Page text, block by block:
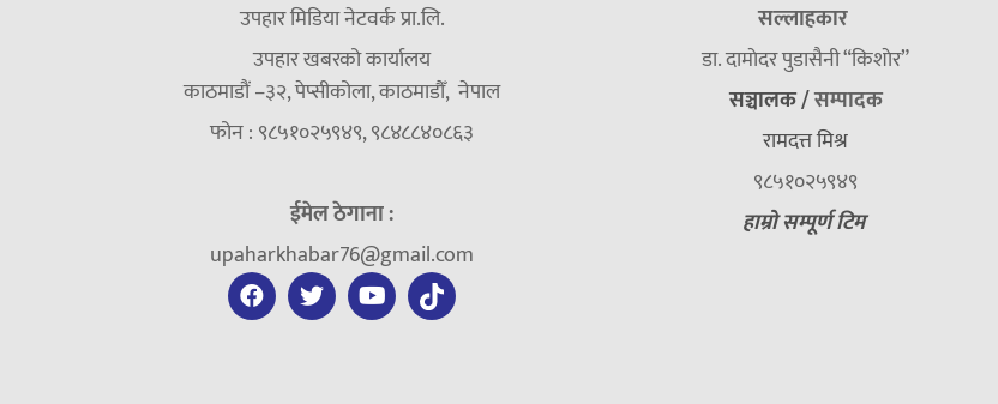
उपहार मिडिया नेटवर्क प्रा.लि.
उपहार खबरको कार्यालय
काठमाडौं –३२, पेप्सीकोला, काठमाडौँ, नेपाल
फोन : ९८५१०२५९४९, ९८४८८४०८६३
ईमेल ठेगाना :
upaharkhabar76@gmail.com
सल्लाहकार
डा. दामाेदर पुडासैनी “किशाेर”
सञ्चालक /सम्पादक
रामदत्त मिश्र
९८५१०२५९४९
हाम्रो सम्पूर्ण टिम